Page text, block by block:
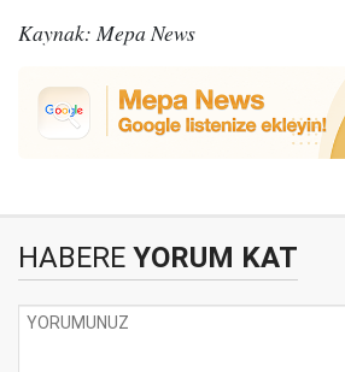
Kaynak: Mepa News
HABERE YORUM KAT